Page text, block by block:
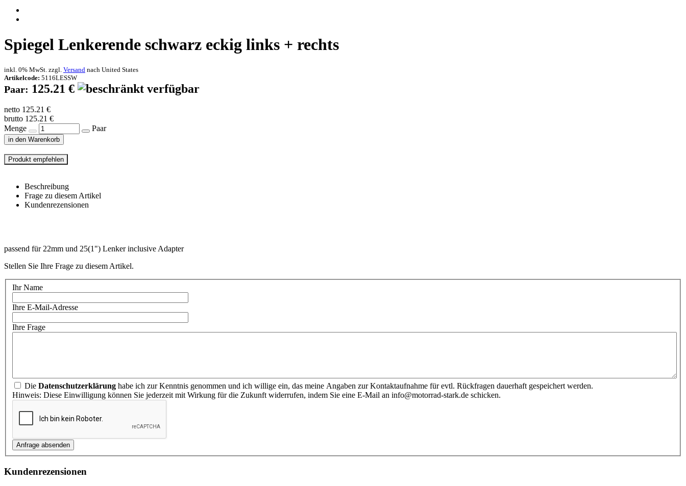
Spiegel Lenkerende schwarz eckig links + rechts
inkl. 0% MwSt. zzgl. Versand nach United States
Artikelcode: 5116LESSW
Paar: 125.21 €
netto 125.21 €
brutto 125.21 €
Menge
Paar
in den Warenkorb
Beschreibung
Frage zu diesem Artikel
Kundenrezensionen
passend für 22mm und 25(1") Lenker inclusive Adapter
Stellen Sie Ihre Frage zu diesem Artikel.
Ihr Name
Ihre E-Mail-Adresse
Ihre Frage
Die Datenschutzerklärung habe ich zur Kenntnis genommen und ich willige ein, das meine Angaben zur Kontaktaufnahme für evtl. Rückfragen dauerhaft gespeichert werden.
Hinweis: Diese Einwilligung können Sie jederzeit mit Wirkung für die Zukunft widerrufen, indem Sie eine E-Mail an info@motorrad-stark.de schicken.
Kundenrezensionen